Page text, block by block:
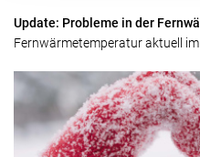
Update: Probleme in der
Fernwärmetemperatur aktuell